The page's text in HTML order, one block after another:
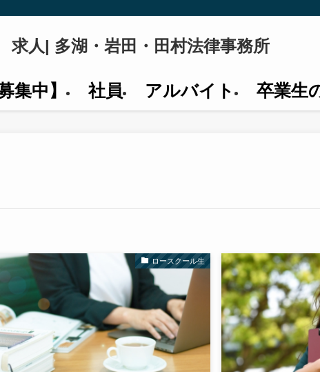
求人| 多湖・岩田・田村法律事務所
集中】 社員 アルバイト 卒業生
ロースクール生